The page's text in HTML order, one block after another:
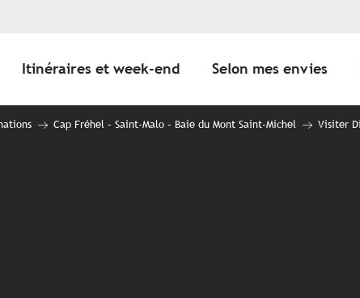
Itinéraires et week-end Selon mes envies
Cap Fréhel – Saint-Malo – Baie du Mont Saint-Michel Visiter